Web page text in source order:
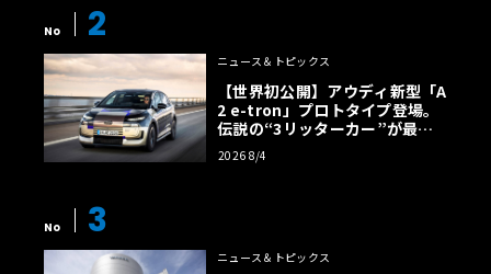
No 2
ニュース＆トピックス
【世界初公開】アウディ新型「A
2 e-tron」プロトタイプ登場。
伝説の“3リッターカー”が最高
効率エントリーBEVとして復活
【画像38枚】
2026 8/4
No 3
ニュース＆トピックス